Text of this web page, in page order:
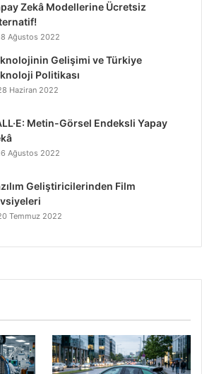
Zekâ Modellerine Ücretsiz
Ağustos 2022
Gelişimi ve Türkiye
Politikası
Haziran 2022
Metin-Görsel Endeksli Yapay
Ağustos 2022
Geliştiricilerinden Film
Temmuz 2022